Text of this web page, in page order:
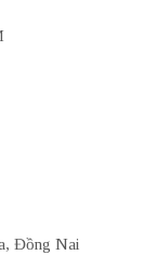
Đồng Nai